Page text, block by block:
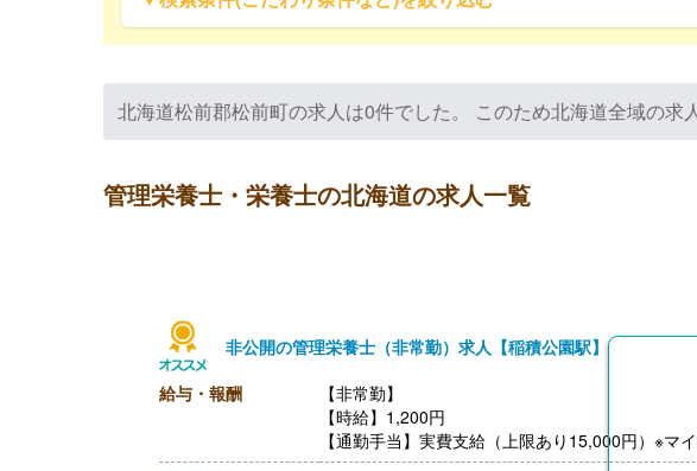
北海道松前郡松前町の求人は0件でした。 このため北海道全域の求
管理栄養士・栄養士の北海道の求人一覧
非公開の管理栄養士（非常勤）求人【稲積公園駅】
給与・報酬
【非常勤】
【時給】1,200円
【通勤手当】実費支給（上限あり15,000円）※マ